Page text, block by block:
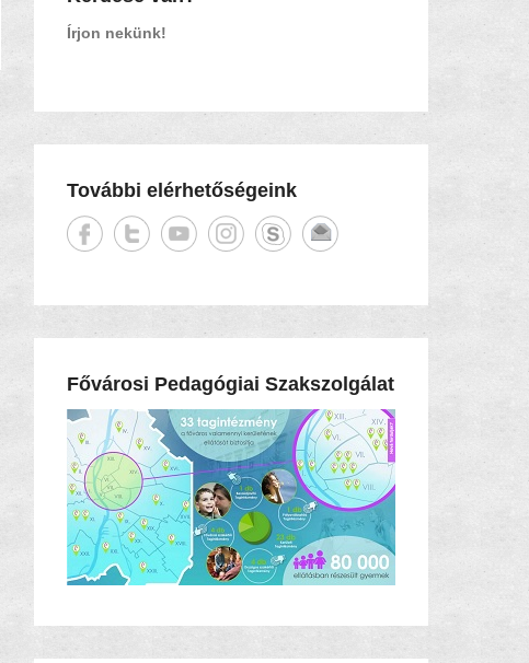
Írjon nekünk!
További elérhetőségeink
Fővárosi Pedagógiai Szakszolgálat